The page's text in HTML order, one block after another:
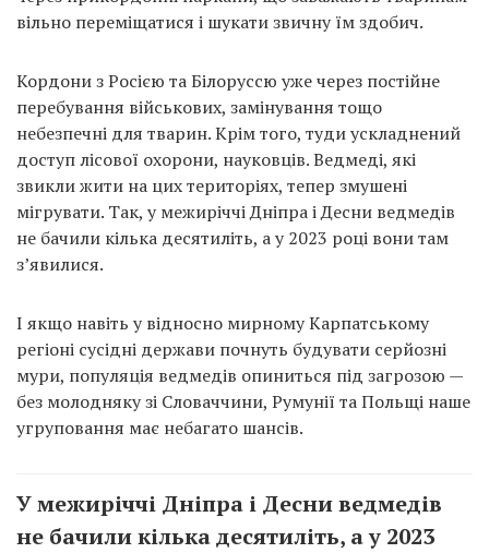
вільно переміщатися і шукати звичну їм здобич.
Кордони з Росією та Білоруссю уже через постійне
перебування військових, замінування тощо
небезпечні для тварин. Крім того, туди ускладнений
доступ лісової охорони, науковців. Ведмеді, які
звикли жити на цих територіях, тепер змушені
мігрувати. Так, у межиріччі Дніпра і Десни ведмедів
не бачили кілька десятиліть, а у 2023 році вони там
з’явилися.
І якщо навіть у відносно мирному Карпатському
регіоні сусідні держави почнуть будувати серйозні
мури, популяція ведмедів опиниться під загрозою —
без молодняку зі Словаччини, Румунії та Польщі наше
угруповання має небагато шансів.
У межиріччі Дніпра і Десни ведмедів
не бачили кілька десятиліть, а у 2023